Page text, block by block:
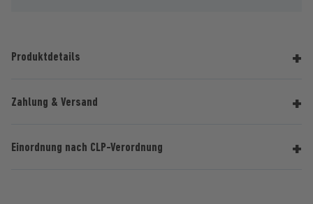
Produktdetails
Zahlung & Versand
Einordnung nach CLP-Verordnung